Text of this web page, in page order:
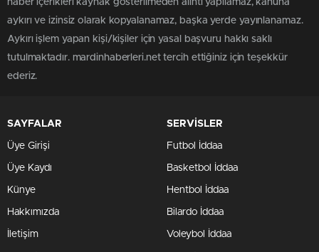
haber içerikleri kaynak gösterilmeden alıntı yapılamaz, kanuna
aykırı ve izinsiz olarak kopyalanamaz, başka yerde yayınlanamaz.
Aykırı işlem yapan kişi/kişiler için yasal başvuru hakkı saklı
tutulmaktadır. mardinhaberleri.net tercih ettiğiniz için teşekkür
ederiz.
SAYFALAR
Üye Girişi
Üye Kaydı
Künye
Hakkımızda
İletişim
SERVİSLER
Futbol İddaa
Basketbol İddaa
Hentbol İddaa
Bilardo İddaa
Voleybol İddaa